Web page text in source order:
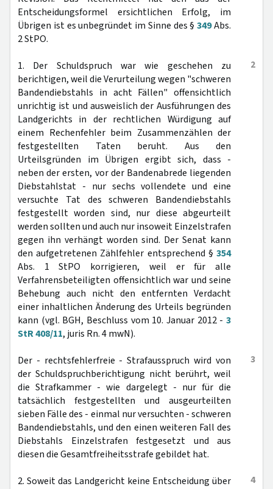
Entscheidungsformel ersichtlichen Erfolg, im
Übrigen ist es unbegründet im Sinne des §349Abs.
2 StPO.
2
1. Der Schuldspruch war wie geschehen zu
berichtigen, weil die Verurteilung wegen "schweren
Bandendiebstahls in acht Fällen" offensichtlich
unrichtig ist und ausweislich der Ausführungen des
Landgerichts in der rechtlichen Würdigung auf
einem Rechenfehler beim Zusammenzählen der
festgestellten Taten beruht. Aus den
Urteilsgründen im Übrigen ergibt sich, dass -
neben der ersten, vor der Bandenabrede liegenden
Diebstahlstat - nur sechs vollendete und eine
versuchte Tat des schweren Bandendiebstahls
festgestellt worden sind, nur diese abgeurteilt
werden sollten und auch nur insoweit Einzelstrafen
gegen ihn verhängt worden sind. Der Senat kann
den aufgetretenen Zählfehler entsprechend § 354
Abs. 1 StPO korrigieren, weil er für alle
Verfahrensbeteiligten offensichtlich war und seine
Behebung auch nicht den entfernten Verdacht
einer inhaltlichen Änderung des Urteils begründen
kann (vgl. BGH, Beschluss vom 10. Januar 2012 - 3
StR 408/11, juris Rn. 4 mwN).
3
Der - rechtsfehlerfreie - Strafausspruch wird von
der Schuldspruchberichtigung nicht berührt, weil
die Strafkammer - wie dargelegt - nur für die
tatsächlich festgestellten und ausgeurteilten
sieben Fälle des - einmal nur versuchten - schweren
Bandendiebstahls, und den einen weiteren Fall des
Diebstahls Einzelstrafen festgesetzt und aus
diesen die Gesamtfreiheitsstrafe gebildet hat.
4
2. Soweit das Landgericht keine Entscheidung über